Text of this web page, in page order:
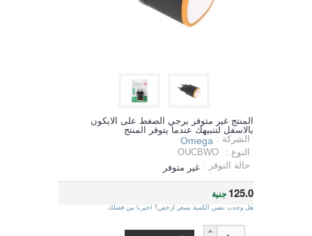
المنتج غير متوفر يرجي الضغط على الايكون
بالاسفل لتنبيهك عندما يتوفر المنتج
الشركة : Omega
النوع :
OUCBWO
حالة التوفر : غير متوفر
125.0 جنية
هل وجدت نفس الكمية بسعر ارخص؟ اخبرنا من فضلك